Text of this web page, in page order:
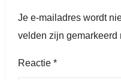
Je e-mailadres wordt
velden zijn gemarkeerd
Reactie *